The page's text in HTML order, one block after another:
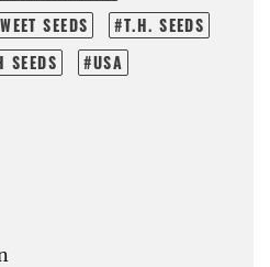
SEEDS
T.H. SEEDS
SEEDS USA